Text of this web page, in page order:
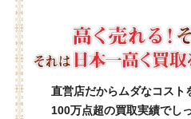
直営店だからムダなコスト
100万点超の買取実績でし